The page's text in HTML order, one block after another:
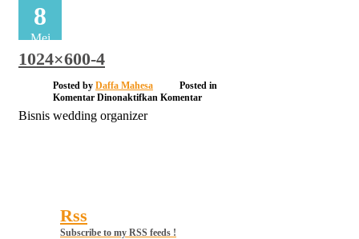
8
Mei
1024×600-4
Posted by Daffa Mahesa
Posted in
Komentar Dinonaktifkan pada
Komentar
Bisnis wedding organizer
Rss
Subscribe to my RSS feeds !